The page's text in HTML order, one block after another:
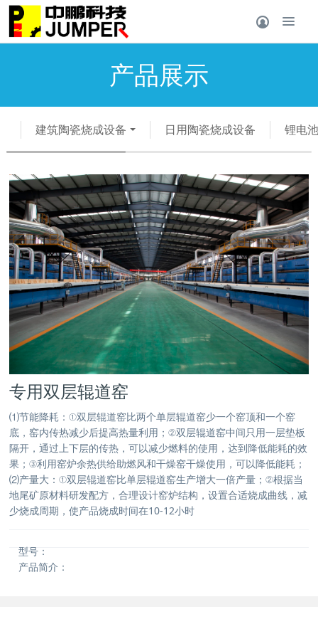
产品展示
建筑陶瓷烧成设备 日用陶瓷烧成设备 锂电
专用双层辊道窑
⑴节能降耗：①双层辊道窑比两个单层辊道窑少一个窑顶和一个窑
底，窑内传热减少后提高热量利用；②双层辊道窑中间只用一层垫板
隔开，通过上下层的传热，可以减少燃料的使用，达到降低能耗的效
果；③利用窑炉余热供给助燃风和干燥窑干燥使用，可以降低能耗；
⑵产量大：①双层辊道窑比单层辊道窑生产增大一倍产量；②根据当
地尾矿原材料研发配方，合理设计窑炉结构，设置合适烧成曲线，减
少烧成周期，使产品烧成时间在10-12小时
型号：
产品简介：